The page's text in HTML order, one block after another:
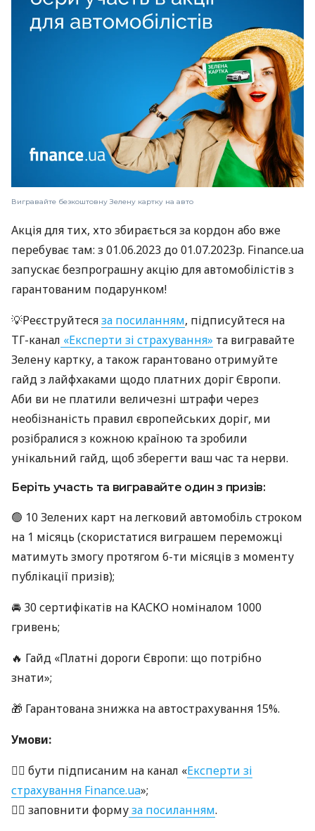
Вигравайте безкоштовну Зелену картку на авто
Акція для тих, хто збирається за кордон або вже
перебуває там: з 01.06.2023 до 01.07.2023р. Finance.ua
запускає безпрограшну акцію для автомобілістів з
гарантованим подарунком!
💡Реєструйтесяза посиланням, підписуйтеся на
ТГ-канал «Експерти зі страхування» та вигравайте
Зелену картку, а також гарантовано отримуйте
гайд з лайфхаками щодо платних доріг Європи.
Аби ви не платили величезні штрафи через
необізнаність правил європейських доріг, ми
розібралися з кожною країною та зробили
унікальний гайд, щоб зберегти ваш час та нерви.
Беріть участь та вигравайте один з призів:
🟢 10 Зелених карт на легковий автомобіль строком
на 1 місяць (скористатися виграшем переможці
матимуть змогу протягом 6-ти місяців з моменту
публікації призів);
🚘 30 сертифікатів на КАСКО номіналом 1000
гривень;
🔥 Гайд «Платні дороги Європи: що потрібно
знати»;
🎁 Гарантована знижка на автострахування 15%.
Умови:
👉🏻 бути підписаним на канал «Експерти зі
страхування Finance.ua»;
👉🏻 заповнити формуза посиланням.